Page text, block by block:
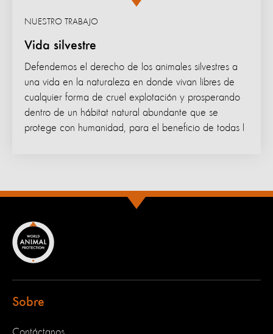
Vida silvestre
NUESTRO TRABAJO
Defendemos el derecho de los animales silvestres a
una vida en la naturaleza en donde vivan libres de
cualquier forma de cruel explotación y prosperando
dentro de un hábitat natural abundante que se
protege con humanidad, para el beneficio de todas l
Sobre